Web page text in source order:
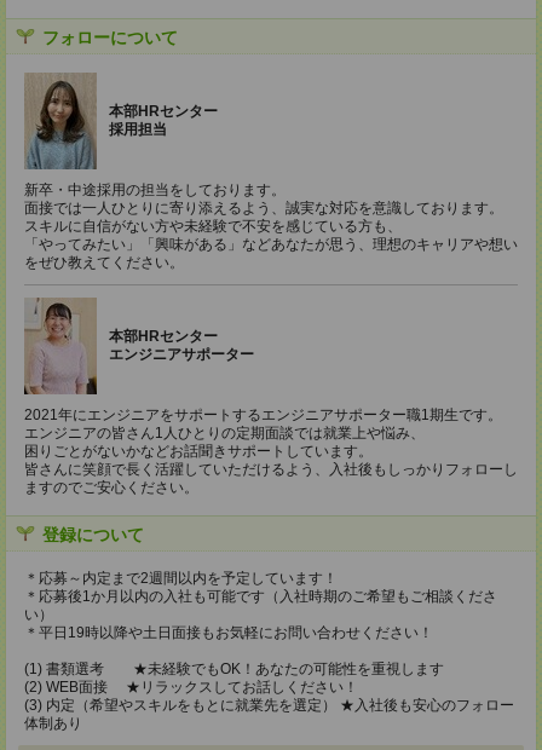
フォローについて
本部HRセンター
採用担当
新卒・中途採用の担当をしております。
面接では一人ひとりに寄り添えるよう、誠実な対応を意識しております。
スキルに自信がない方や未経験で不安を感じている方も、
「やってみたい」「興味がある」などあなたが思う、理想のキャリアや想い
をぜひ教えてください。
本部HRセンター
エンジニアサポーター
2021年にエンジニアをサポートするエンジニアサポーター職1期生です。
エンジニアの皆さん1人ひとりの定期面談では就業上や悩み、
困りごとがないかなどお話聞きサポートしています。
皆さんに笑顔で長く活躍していただけるよう、入社後もしっかりフォローし
ますのでご安心ください。
登録について
＊応募～内定まで2週間以内を予定しています！
＊応募後1か月以内の入社も可能です（入社時期のご希望もご相談くださ
い）
＊平日19時以降や土日面接もお気軽にお問い合わせください！
(1) 書類選考 ★未経験でもOK！あなたの可能性を重視します
(2) WEB面接 ★リラックスしてお話しください！
(3) 内定（希望やスキルをもとに就業先を選定） ★入社後も安心のフォロー
体制あり